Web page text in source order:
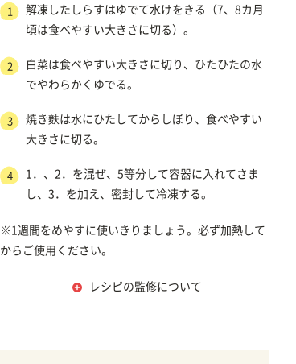
1
解凍したしらすはゆでて水けをきる（7、8カ月
頃は食べやすい大きさに切る）。
2
白菜は食べやすい大きさに切り、ひたひたの水
でやわらかくゆでる。
3
焼き麩は水にひたしてからしぼり、食べやすい
大きさに切る。
4
1．、2．を混ぜ、5等分して容器に入れてさま
し、3．を加え、密封して冷凍する。
※1週間をめやすに使いきりましょう。必ず加熱して
からご使用ください。
レシピの監修について